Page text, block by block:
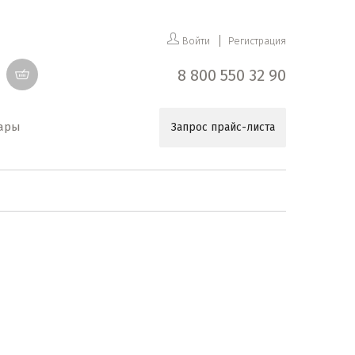
Войти Регистрация
8 800 550 32 90
Запрос прайс-листа